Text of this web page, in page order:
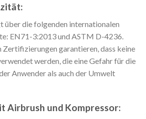
über die folgenden internationalen
EN71-3:2013 und ASTM D-4236.
Zertifizierungen garantieren, dass keine
werden, die eine Gefahr für die
Anwender als auch der Umwelt
Airbrush und Kompressor: